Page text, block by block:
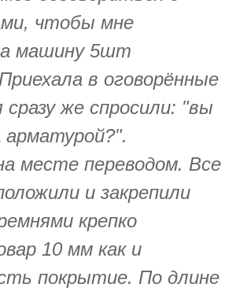
чтобы мне
машину 5шт
в оговорённые
же спросили: "вы
арматурой?".
месте переводом. Все
и закрепили
крепко
10 мм как и
покрытие. По длине